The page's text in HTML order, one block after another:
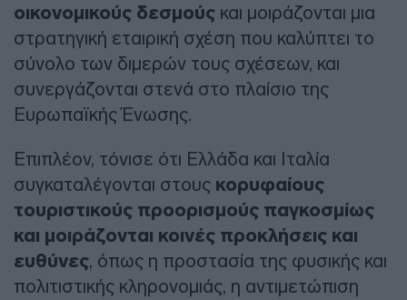
οικονομικούς δεσμούς και μοιράζονται μια
στρατηγική εταιρική σχέση που καλύπτει το
σύνολο των διμερών τους σχέσεων, και
συνεργάζονται στενά στο πλαίσιο της
Ευρωπαϊκής Ένωσης.
Επιπλέον, τόνισε ότι Ελλάδα και Ιταλία
συγκαταλέγονται στους κορυφαίους
τουριστικούς προορισμούς παγκοσμίως
και μοιράζονται κοινές προκλήσεις και
ευθύνες, όπως η προστασία της φυσικής και
πολιτιστικής κληρονομιάς, η αντιμετώπιση